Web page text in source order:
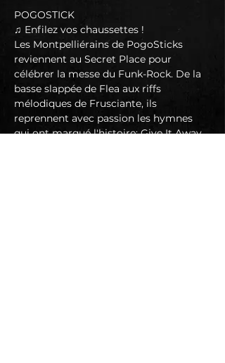
POGOSTICK
♫ Enfilez vos chaussettes !
Les Montpelliérains de PogoSticks
reviennent au Secret Place pour
célébrer la messe du Funk-Rock. De la
basse slappée de Flea aux riffs
mélodiques de Frusciante, ils
reprennent avec passion les hymnes
qui ont marqué l'histoire: Give It Away,